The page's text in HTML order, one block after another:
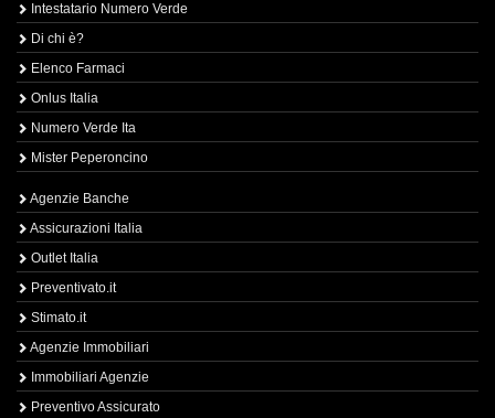
Intestatario Numero Verde
Di chi è?
Elenco Farmaci
Onlus Italia
Numero Verde Ita
Mister Peperoncino
Agenzie Banche
Assicurazioni Italia
Outlet Italia
Preventivato.it
Stimato.it
Agenzie Immobiliari
Immobiliari Agenzie
Preventivo Assicurato